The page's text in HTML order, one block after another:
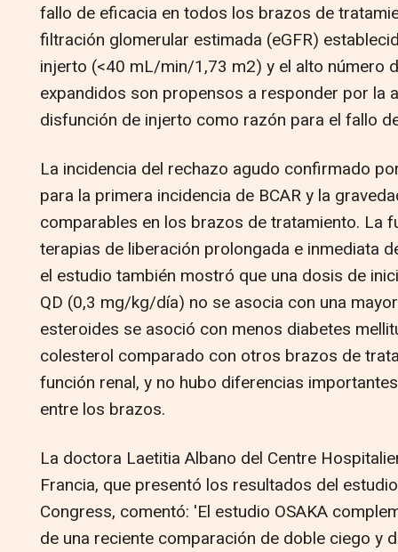
fallo de eficacia en todos los brazos de
filtración glomerular estimada (eGFR)
injerto (<40 mL/min/1,73 m2) y el alto número
expandidos son propensos a responder por la
disfunción de injerto como razón para el fallo
La incidencia del rechazo agudo confirmado
para la primera incidencia de BCAR y la
comparables en los brazos de tratamiento. La
terapias de liberación prolongada e inmediata
el estudio también mostró que una dosis de
QD (0,3 mg/kg/día) no se asocia con una
esteroides se asoció con menos diabetes
colesterol comparado con otros brazos de
función renal, y no hubo diferencias
entre los brazos.
La doctora Laetitia Albano del Centre
Francia, que presentó los resultados del
Congress, comentó: 'El estudio OSAKA
de una reciente comparación de doble ciego y